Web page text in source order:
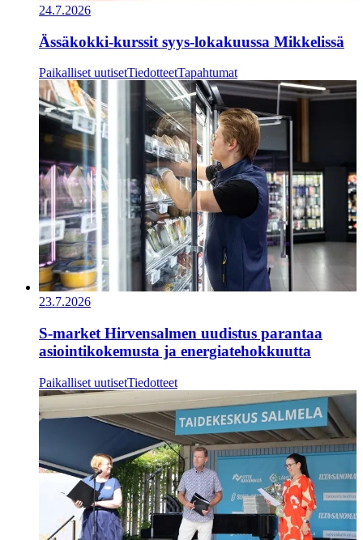
24.7.2026
Ässäkokki-kurssit syys-lokakuussa Mikkelissä
Paikalliset uutisetTiedotteetTapahtumat
23.7.2026
S-market Hirvensalmen uudistus parantaa
asiointikokemusta ja energiatehokkuutta
Paikalliset uutisetTiedotteet